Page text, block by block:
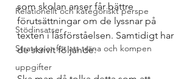
Relationellt och kategoriskt perspe
Stödinsatser
Strategier för att träna och kompen
uppgifter
som skolan anser får bättre
förutsättningar om de lyssnar på
texten i läsförståelsen. Samtidigt har
de skrivit följande: